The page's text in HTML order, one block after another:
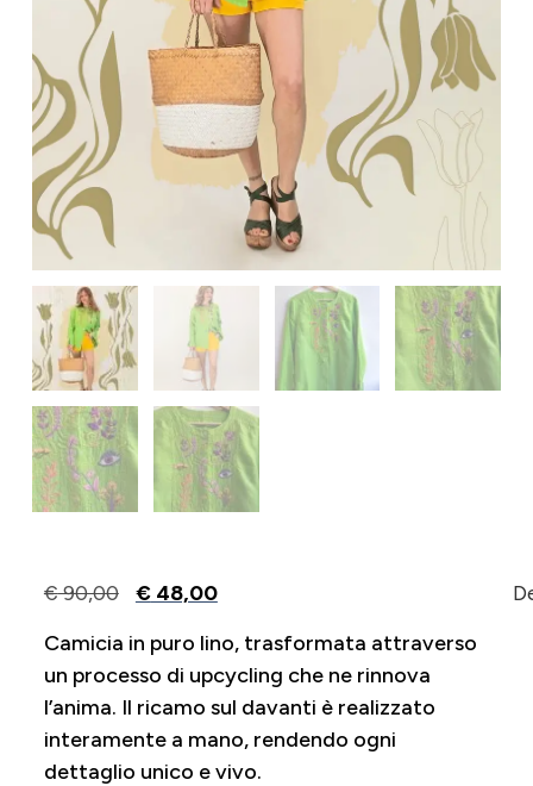
€90,00 €48,00
Camicia in puro lino, trasformata attraverso
un processo di upcycling che ne rinnova
l’anima. Il ricamo sul davanti è realizzato
interamente a mano, rendendo ogni
dettaglio unico e vivo.